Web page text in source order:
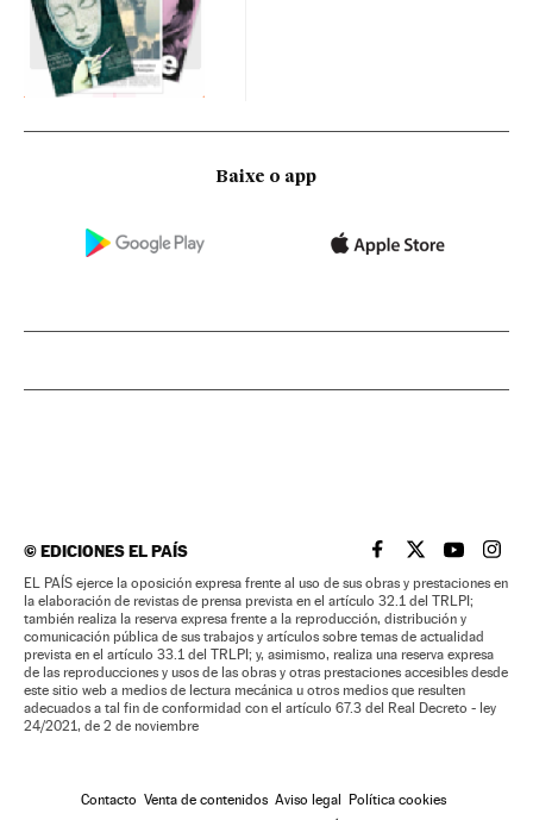
Baixe o app
©EDICIONES EL PAÍS EL PAÍS BRASIL EN
EL PAÍSEL PAÍS
EL
EL PAÍS ejerce la oposición expresa frente al uso de sus obras y prestaciones en
la elaboración de revistas de prensa prevista en el artículo 32.1 del TRLPI;
también realiza la reserva expresa frente a la reproducción, distribución y
comunicación pública de sus trabajos y artículos sobre temas de actualidad
prevista en el artículo 33.1 del TRLPI; y, asimismo, realiza una reserva expresa
de las reproducciones y usos de las obras y otras prestaciones accesibles desde
este sitio web a medios de lectura mecánica u otros medios que resulten
adecuados a tal fin de conformidad con el artículo 67.3 del Real Decreto - ley
24/2021, de 2 de noviembre
Contacto Venta de contenidos Aviso legal Política cookies